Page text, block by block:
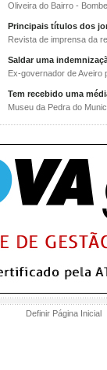
Oliveira do Bairro -
Principais títulos dos
Revista de imprensa da
Saldar uma
Ex-governador de Aveiro
Tem recebido uma
Museu da Pedra do
Definir Página Inicial